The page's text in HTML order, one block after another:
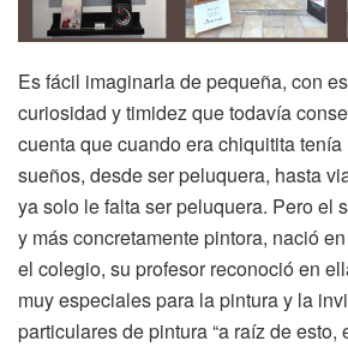
Es fácil imaginarla de pequeña, con
curiosidad y timidez que todavía
cuenta que cuando era chiquitita
sueños, desde ser peluquera, hasta
ya solo le falta ser peluquera. Pero el
y más concretamente pintora, nació
el colegio, su profesor reconoció en
muy especiales para la pintura y la
particulares de pintura “a raíz de esto,